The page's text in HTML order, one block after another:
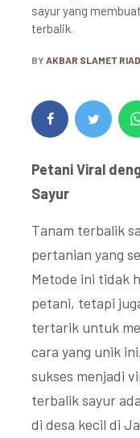
sayur yang
terbalik.
BY AKBAR SLAMET
Petani Viral
Sayur
Tanam terbalik
pertanian yang
Metode ini tidak
petani, tetapi
tertarik untuk
cara yang unik
sukses menjadi
terbalik sayur
di desa kecil di